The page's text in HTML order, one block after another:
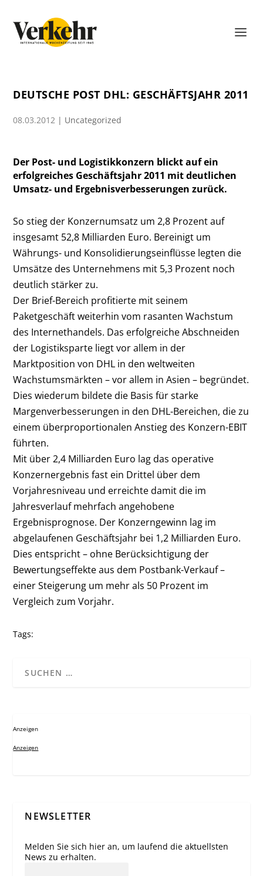
DEUTSCHE POST DHL: GESCHÄFTSJAHR 2011
08.03.2012 | Uncategorized
Der Post- und Logistikkonzern blickt auf ein
erfolgreiches Geschäftsjahr 2011 mit deutlichen
Umsatz- und Ergebnisverbesserungen zurück.
So stieg der Konzernumsatz um 2,8 Prozent auf
insgesamt 52,8 Milliarden Euro. Bereinigt um
Währungs- und Konsolidierungseinflüsse legten die
Umsätze des Unternehmens mit 5,3 Prozent noch
deutlich stärker zu.
Der Brief-Bereich profitierte mit seinem
Paketgeschäft weiterhin vom rasanten Wachstum
des Internethandels. Das erfolgreiche Abschneiden
der Logistiksparte liegt vor allem in der
Marktposition von DHL in den weltweiten
Wachstumsmärkten – vor allem in Asien – begründet.
Dies wiederum bildete die Basis für starke
Margenverbesserungen in den DHL-Bereichen, die zu
einem überproportionalen Anstieg des Konzern-EBIT
führten.
Mit über 2,4 Milliarden Euro lag das operative
Konzernergebnis fast ein Drittel über dem
Vorjahresniveau und erreichte damit die im
Jahresverlauf mehrfach angehobene
Ergebnisprognose. Der Konzerngewinn lag im
abgelaufenen Geschäftsjahr bei 1,2 Milliarden Euro.
Dies entspricht – ohne Berücksichtigung der
Bewertungseffekte aus dem Postbank-Verkauf –
einer Steigerung um mehr als 50 Prozent im
Vergleich zum Vorjahr.
Tags:
Anzeigen
Anzeigen
NEWSLETTER
Melden Sie sich hier an, um laufend die aktuellsten
News zu erhalten.